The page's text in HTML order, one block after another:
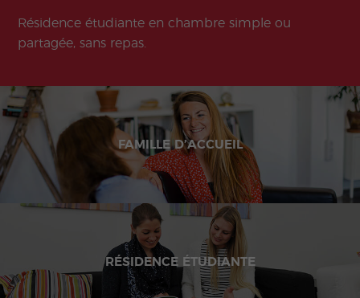
Résidence étudiante en chambre simple ou
partagée, sans repas.
FAMILLE D’ACCUEIL
RÉSIDENCE ÉTUDIANTE